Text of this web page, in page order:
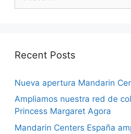
Recent Posts
Nueva apertura Mandarin
Ampliamos nuestra red de
Princess Margaret Agora
Mandarin Centers España